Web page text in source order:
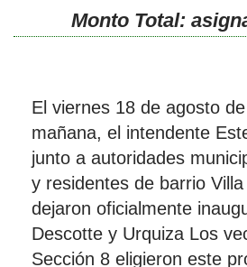
Monto Total:
El viernes 18 de agosto
mañana, el intendente
junto a autoridades
y residentes de barrio
dejaron oficialmente
Descotte y Urquiza Los
Sección 8 eligieron este